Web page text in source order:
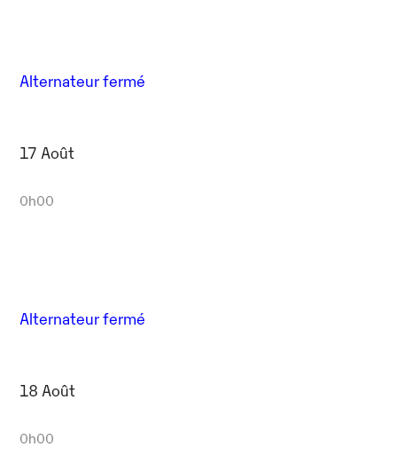
Alternateur fermé
17 Août
0h00
Alternateur fermé
18 Août
0h00